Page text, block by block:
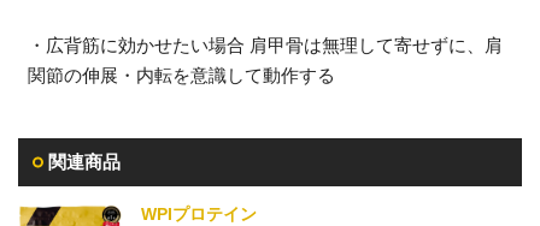
・広背筋に効かせたい場合 肩甲骨は無理して寄せずに、肩
関節の伸展・内転を意識して動作する
関連商品
WPIプロテイン